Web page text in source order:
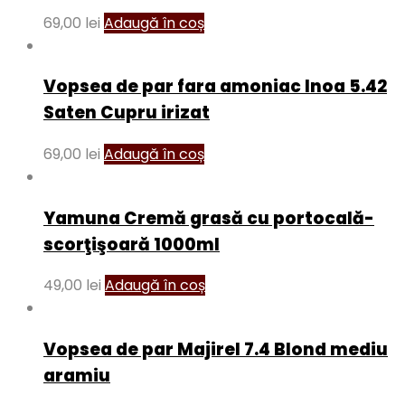
69,00 lei Adaugă în coș
Vopsea de par fara amoniac Inoa 5.42
Saten Cupru irizat
69,00 lei Adaugă în coș
Yamuna Cremă grasă cu portocală-
scorţişoară 1000ml
49,00 lei Adaugă în coș
Vopsea de par Majirel 7.4 Blond mediu
aramiu